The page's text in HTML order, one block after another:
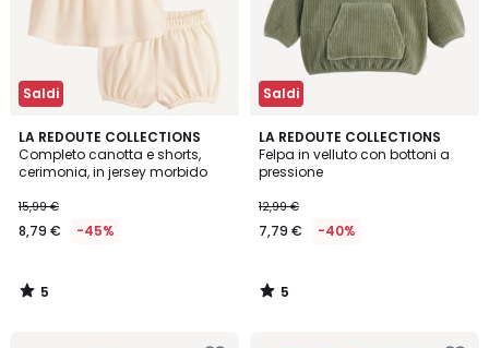
Saldi
LA REDOUTE COLLECTIONS
Completo canotta e shorts,
cerimonia, in jersey morbido
15,99 €
8,79 € -45%
5
/
5
5
/
Saldi
LA REDOUTE COLLECTIONS
Felpa in velluto con bottoni a
pressione
12,99 €
7,79 € -40%
5
/
5
5
/